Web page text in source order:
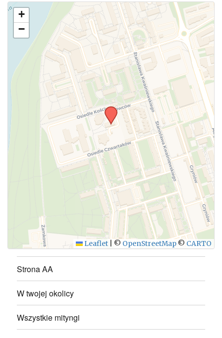
Użyj tego formularza aby przesłać informację o
zmianach w powyższym mityngu.
WYŚLIJ
+
−
Leaflet © OpenStreetMap © CARTO
Strona AA
W twojej okolicy
Wszystkie mityngi